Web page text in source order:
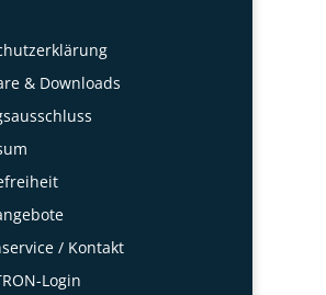
& Downloads
/ Kontakt
Login